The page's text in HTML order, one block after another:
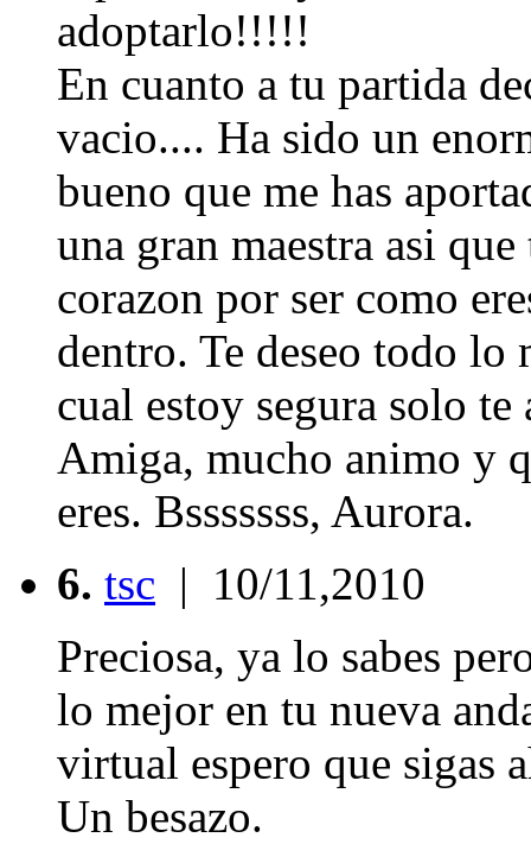
adoptarlo!!!!!
En cuanto a tu partida
vacio.... Ha sido un
bueno que me has
una gran maestra asi
corazon por ser como
dentro. Te deseo todo lo
cual estoy segura solo te
Amiga, mucho animo y
eres. Bsssssss, Aurora.
6. tsc | 10/11,2010
Preciosa, ya lo sabes
lo mejor en tu nueva
virtual espero que sigas
Un besazo.